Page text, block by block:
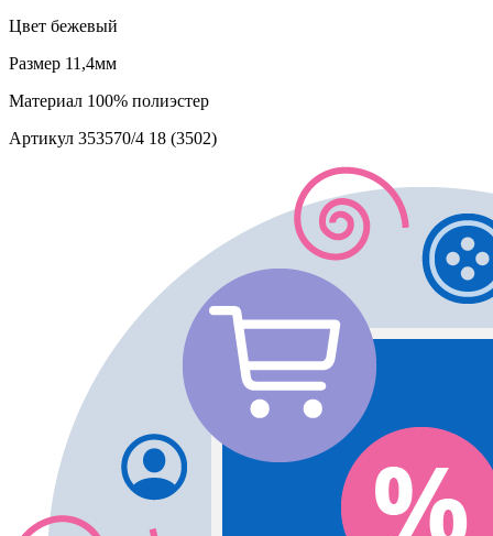
Цвет бежевый
Размер 11,4мм
Материал 100% полиэстер
Артикул 353570/4 18 (3502)